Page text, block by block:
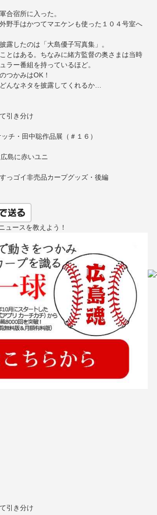
合宿所に入った。
野手はかつてマエケンも使った１０４号室へ
露したのは「大島優子写真集」。
とはある。ちなみに緒方監督の奥さまは当時
ラー番組を持っているほど。
つかみはOK！
んなネタを披露してくれるか…
引き分け
・田中聡作品展（＃１６）
島に赤いユニ
っゴイ非売品カープグッズ・後編
ュースを教えよう！
引き分け